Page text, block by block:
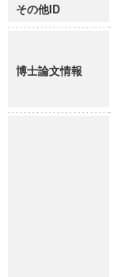
その他ID
博士論文情報